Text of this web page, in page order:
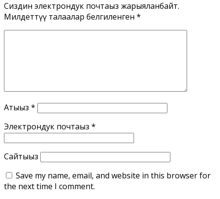
Сиздин электрондук почтаңыз жарыяланбайт.
Милдеттүү талаалар белгиленген *
Атыңыз *
Электрондук почтаңыз *
Сайтыңыз
Save my name, email, and website in this browser for
the next time I comment.